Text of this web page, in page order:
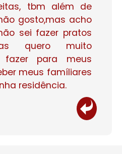
tbm além de
gosto,mas acho
sei fazer pratos
quero muito
fazer para meus
meus famíliares
residência.